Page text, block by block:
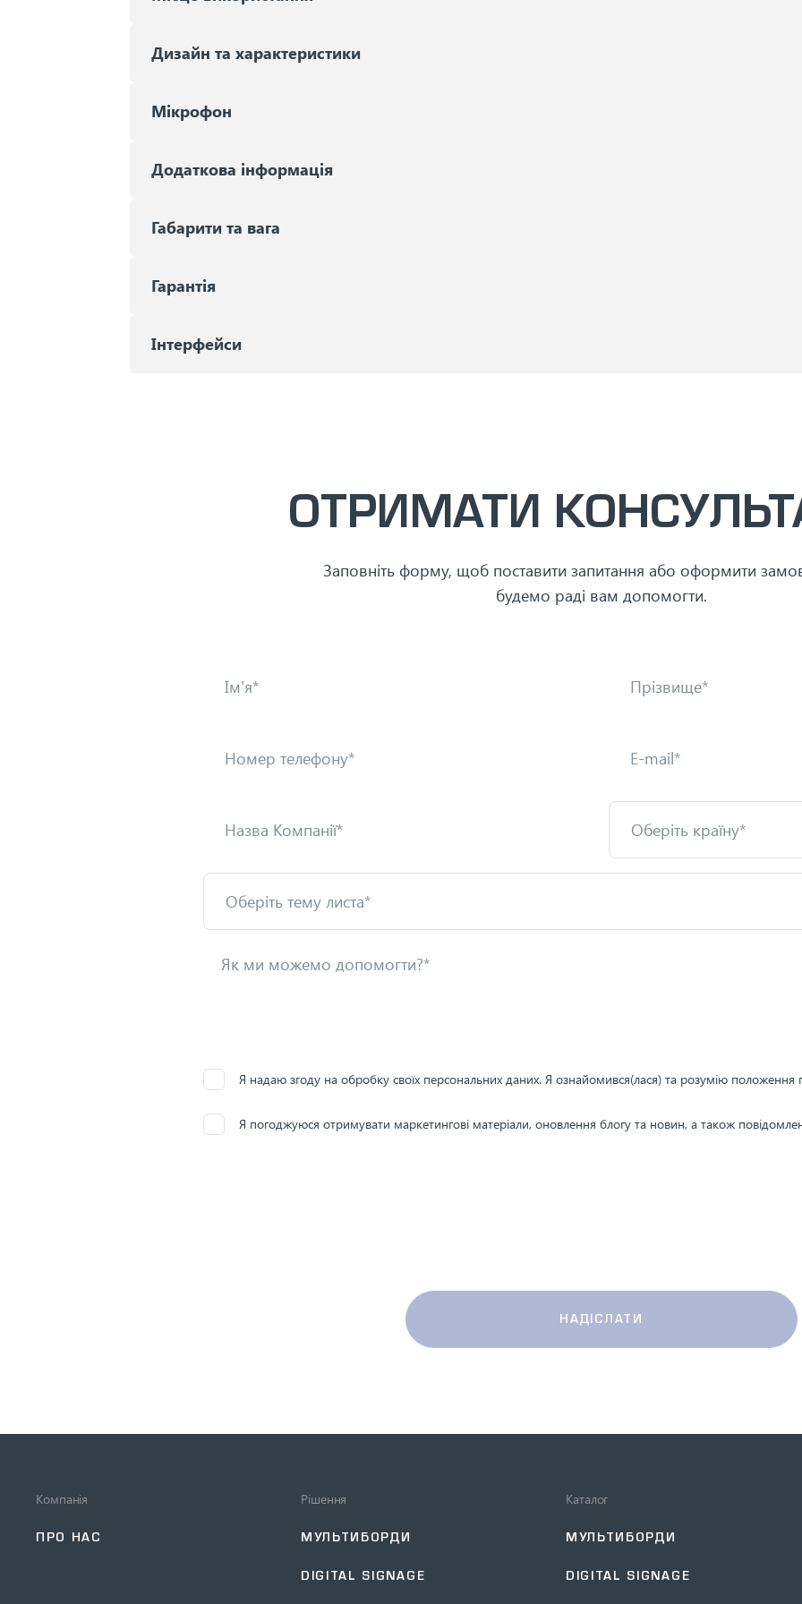
Дизайн та характеристики
Мікрофон
Додаткова інформація
Габарити та вага
Гарантія
Iнтерфейси
ОТРИМАТИ
Заповніть форму, щоб поставити запитання або оформити
будемо раді вам допомогти.
Я надаю згоду на обробку своїх персональних даних. Я ознайомився(лася) та розумію положення
Я погоджуюся отримувати маркетингові матеріали, оновлення блогу та новин, а також
НАДІСЛАТИ
Компанія
ПРО НАС
Рішення
МУЛЬТИБОРДИ
DIGITAL SIGNAGE
Каталог
МУЛЬТИБОРДИ
DIGITAL SIGNAGE